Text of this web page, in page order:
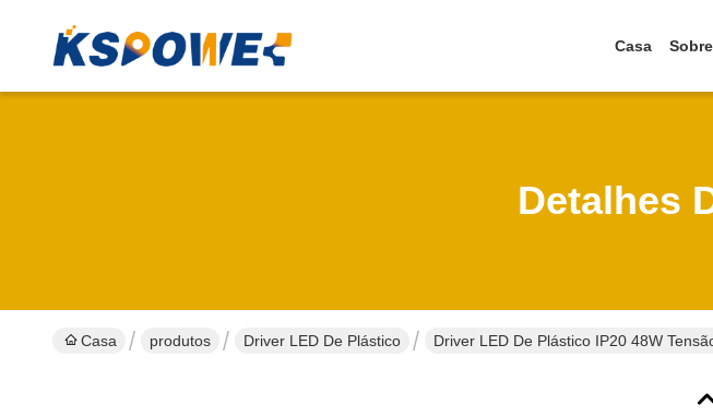
Casa
Detalhes
Casa produtos Driver LED De Plástico Driver LED De Plástico IP20 48W